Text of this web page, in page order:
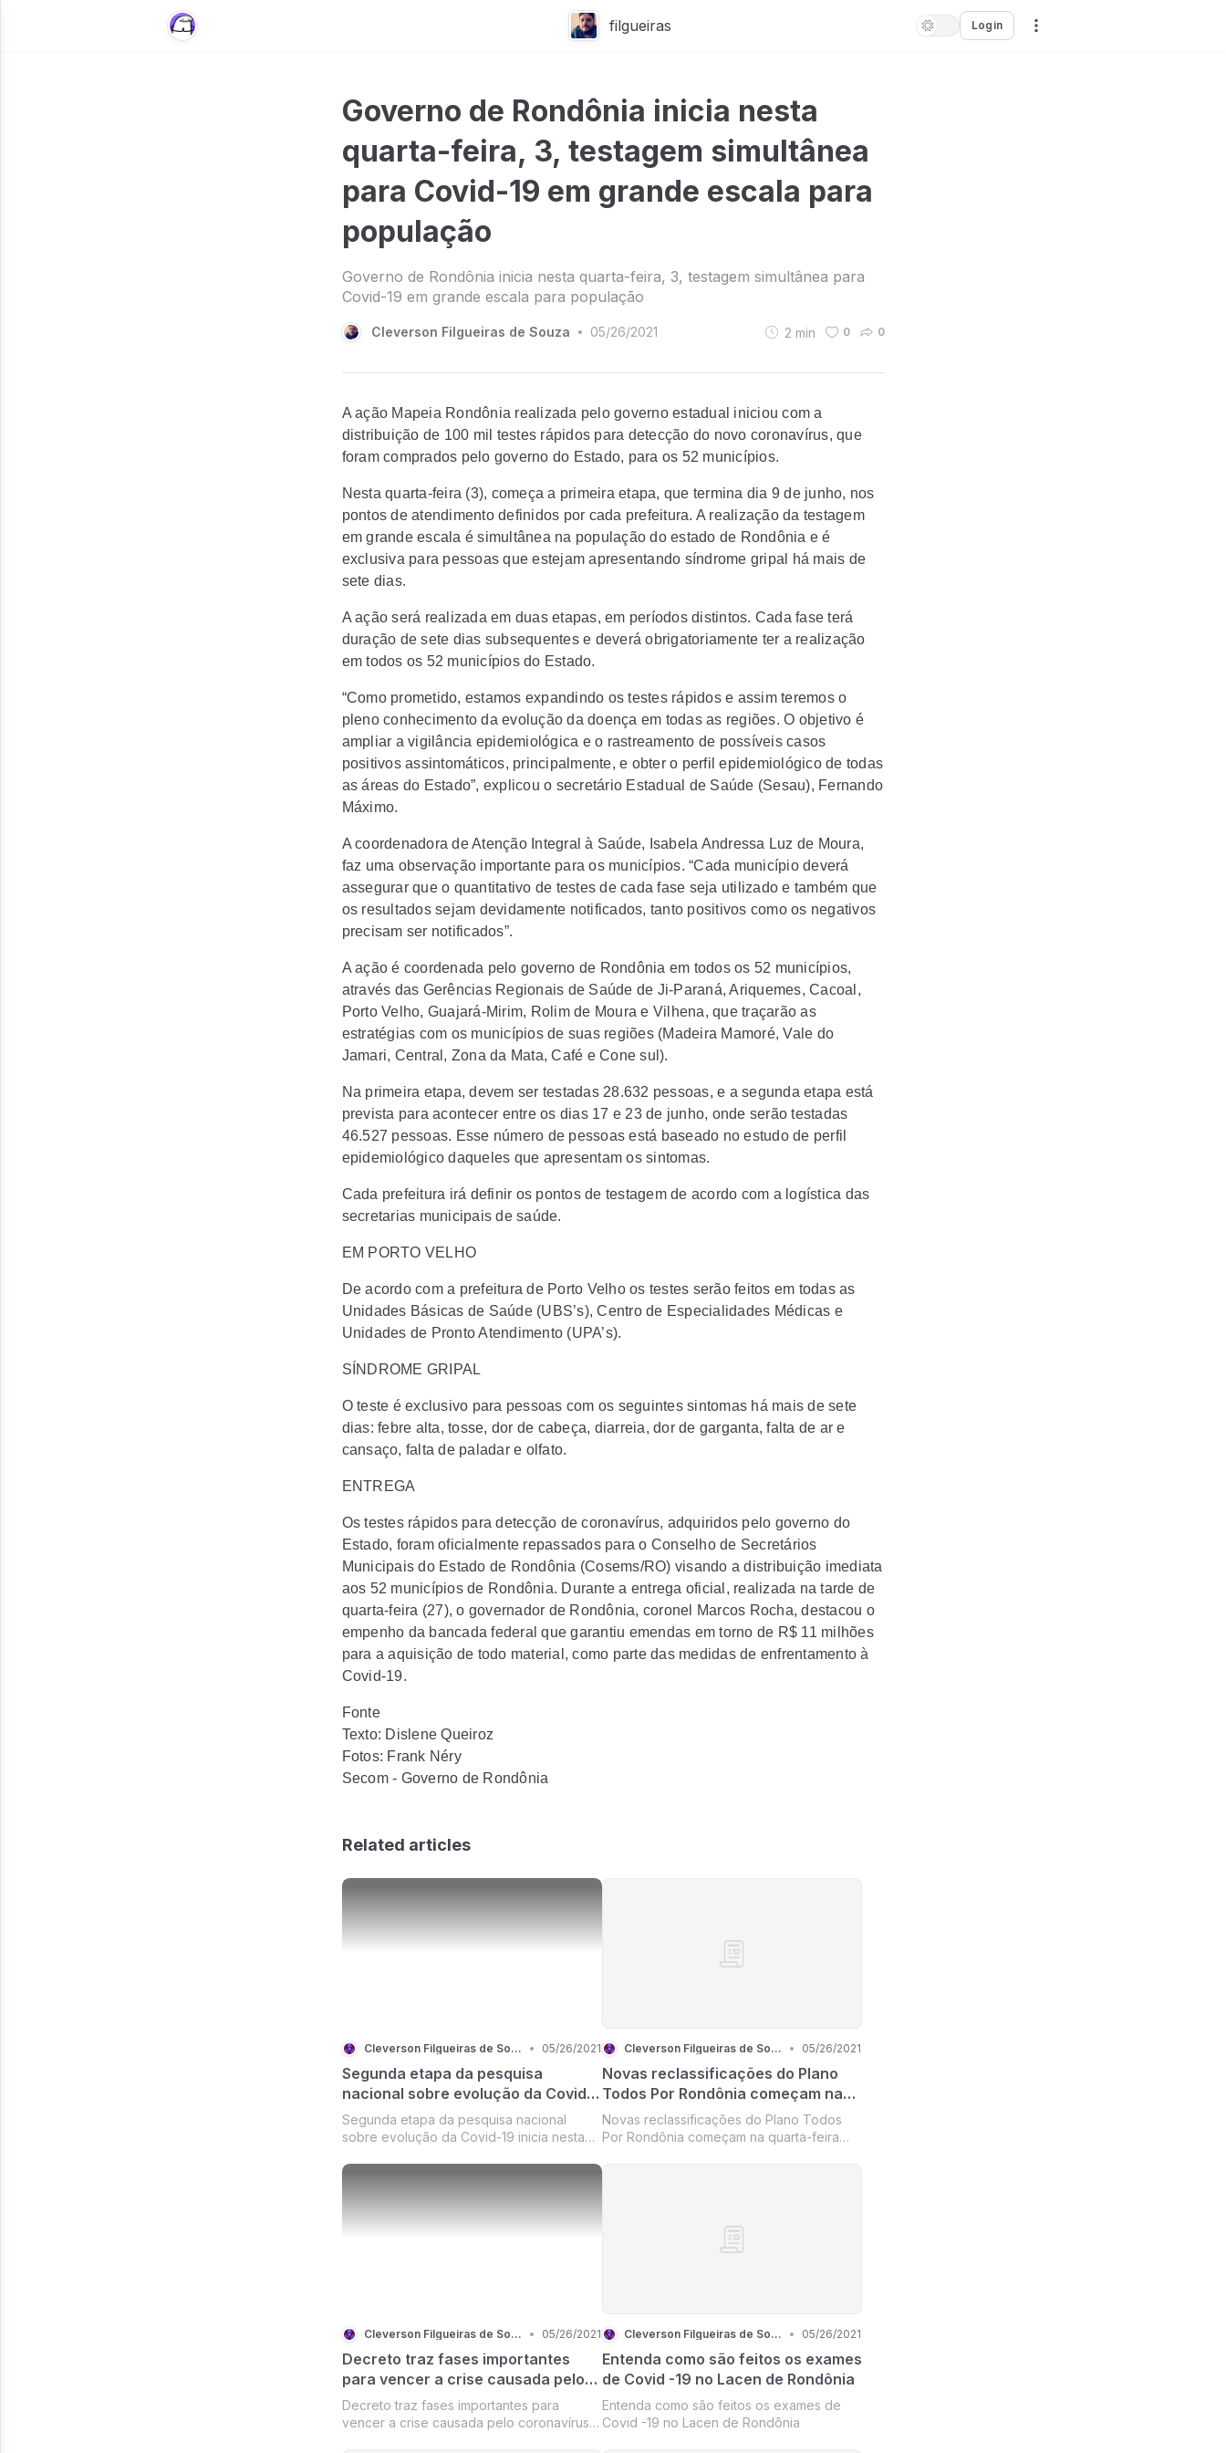
filgueiras Login
Governo de Rondônia inicia nesta
quarta-feira, 3, testagem simultânea
para Covid-19 em grande escala para
população
Governo de Rondônia inicia nesta quarta-feira, 3, testagem simultânea para
Covid-19 em grande escala para população
Cleverson Filgueiras de Souza • 05/26/2021 2 min 0 0
A ação Mapeia Rondônia realizada pelo governo estadual iniciou com a
distribuição de 100 mil testes rápidos para detecção do novo coronavírus, que
foram comprados pelo governo do Estado, para os 52 municípios.
Nesta quarta-feira (3), começa a primeira etapa, que termina dia 9 de junho, nos
pontos de atendimento definidos por cada prefeitura. A realização da testagem
em grande escala é simultânea na população do estado de Rondônia e é
exclusiva para pessoas que estejam apresentando síndrome gripal há mais de
sete dias.
A ação será realizada em duas etapas, em períodos distintos. Cada fase terá
duração de sete dias subsequentes e deverá obrigatoriamente ter a realização
em todos os 52 municípios do Estado.
“Como prometido, estamos expandindo os testes rápidos e assim teremos o
pleno conhecimento da evolução da doença em todas as regiões. O objetivo é
ampliar a vigilância epidemiológica e o rastreamento de possíveis casos
positivos assintomáticos, principalmente, e obter o perfil epidemiológico de todas
as áreas do Estado”, explicou o secretário Estadual de Saúde (Sesau), Fernando
Máximo.
A coordenadora de Atenção Integral à Saúde, Isabela Andressa Luz de Moura,
faz uma observação importante para os municípios. “Cada município deverá
assegurar que o quantitativo de testes de cada fase seja utilizado e também que
os resultados sejam devidamente notificados, tanto positivos como os negativos
precisam ser notificados”.
A ação é coordenada pelo governo de Rondônia em todos os 52 municípios,
através das Gerências Regionais de Saúde de Ji-Paraná, Ariquemes, Cacoal,
Porto Velho, Guajará-Mirim, Rolim de Moura e Vilhena, que traçarão as
estratégias com os municípios de suas regiões (Madeira Mamoré, Vale do
Jamari, Central, Zona da Mata, Café e Cone sul).
Na primeira etapa, devem ser testadas 28.632 pessoas, e a segunda etapa está
prevista para acontecer entre os dias 17 e 23 de junho, onde serão testadas
46.527 pessoas. Esse número de pessoas está baseado no estudo de perfil
epidemiológico daqueles que apresentam os sintomas.
Cada prefeitura irá definir os pontos de testagem de acordo com a logística das
secretarias municipais de saúde.
EM PORTO VELHO
De acordo com a prefeitura de Porto Velho os testes serão feitos em todas as
Unidades Básicas de Saúde (UBS’s), Centro de Especialidades Médicas e
Unidades de Pronto Atendimento (UPA’s).
SÍNDROME GRIPAL
O teste é exclusivo para pessoas com os seguintes sintomas há mais de sete
dias: febre alta, tosse, dor de cabeça, diarreia, dor de garganta, falta de ar e
cansaço, falta de paladar e olfato.
ENTREGA
Os testes rápidos para detecção de coronavírus, adquiridos pelo governo do
Estado, foram oficialmente repassados para o Conselho de Secretários
Municipais do Estado de Rondônia (Cosems/RO) visando a distribuição imediata
aos 52 municípios de Rondônia. Durante a entrega oficial, realizada na tarde de
quarta-feira (27), o governador de Rondônia, coronel Marcos Rocha, destacou o
empenho da bancada federal que garantiu emendas em torno de R$ 11 milhões
para a aquisição de todo material, como parte das medidas de enfrentamento à
Covid-19.
Fonte
Texto: Dislene Queiroz
Fotos: Frank Néry
Secom - Governo de Rondônia
Related articles
Cleverson Filgueiras de Souza • 05/26/2021
Segunda etapa da pesquisa
nacional sobre evolução da Covid-
19 inicia nesta quinta-feira em
Rondônia
Segunda etapa da pesquisa nacional
sobre evolução da Covid-19 inicia nesta
Cleverson Filgueiras de Souza • 05/26/2021
Novas reclassificações do Plano
Todos Por Rondônia começam na
quarta-feira (15) com ampliação de
atividades econômicas
Novas reclassificações do Plano Todos
Por Rondônia começam na quarta-feira
econômicas
Cleverson Filgueiras de Souza • 05/26/2021
Decreto traz fases importantes
para vencer a crise causada pelo
coronavírus e visualiza abertura
gradativa do comércio
Decreto traz fases importantes para
vencer a crise causada pelo coronavírus e
Cleverson Filgueiras de Souza • 05/26/2021
Entenda como são feitos os exames
de Covid -19 no Lacen de Rondônia
Entenda como são feitos os exames de
Covid -19 no Lacen de Rondônia